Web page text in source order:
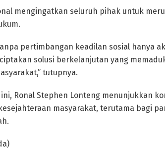
mengingatkan seluruh pihak untuk
pertimbangan keadilan sosial hanya
solusi berkelanjutan yang
tutupnya.
Ronal Stephen Lonteng menunjukkan
masyarakat, terutama bagi